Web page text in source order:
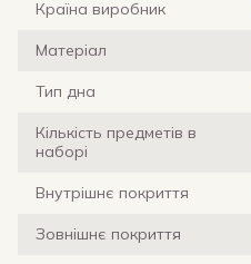
Країна виробник
Матеріал
Тип дна
Кількість предметів в
наборі
Внутрішнє покриття
Зовнішнє покриття